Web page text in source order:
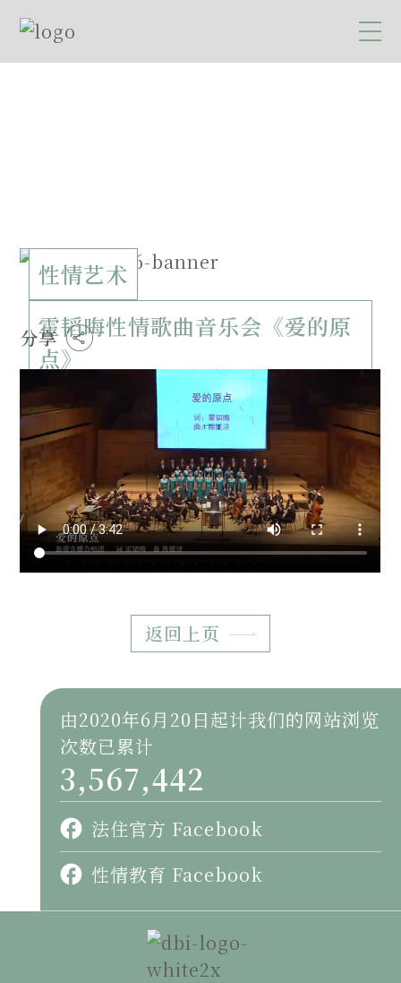
性情艺术
霍韬晦性情歌曲音乐会《爱的原
点》
分享
返回上页
由2020年6月20日起计我们的网站浏览
次数已累计
3,567,442
法住官方 Facebook
性情教育 Facebook